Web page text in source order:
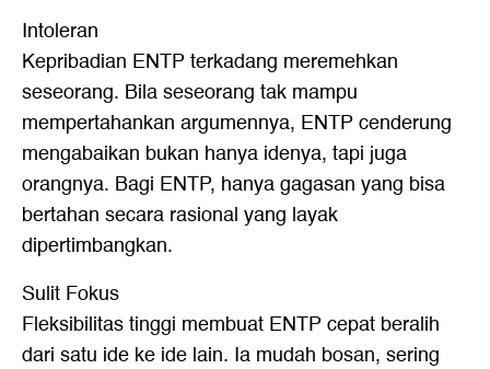
Intoleran
Kepribadian ENTP terkadang meremehkan
seseorang. Bila seseorang tak mampu
mempertahankan argumennya, ENTP cenderung
mengabaikan bukan hanya idenya, tapi juga
orangnya. Bagi ENTP, hanya gagasan yang bisa
bertahan secara rasional yang layak
dipertimbangkan.
Sulit Fokus
Fleksibilitas tinggi membuat ENTP cepat beralih
dari satu ide ke ide lain. Ia mudah bosan, sering